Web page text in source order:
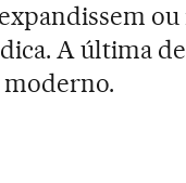
A última